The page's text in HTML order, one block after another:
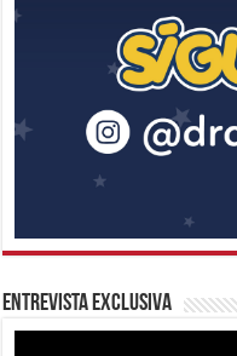
Entrevista Exclusiva